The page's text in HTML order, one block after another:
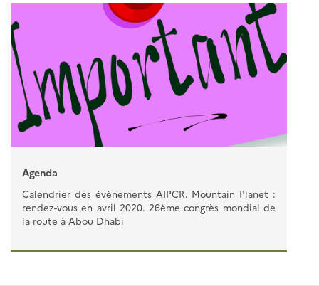
Agenda
Calendrier des évènements AIPCR. Mountain Planet :
rendez-vous en avril 2020. 26ème congrès mondial de
la route à Abou Dhabi